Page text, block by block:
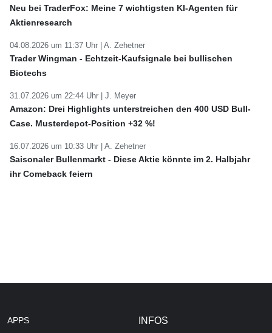
Neu bei TraderFox: Meine 7 wichtigsten KI-Agenten für
Aktienresearch
04.08.2026 um 11:37 Uhr | A. Zehetner
Trader Wingman - Echtzeit-Kaufsignale bei bullischen
Biotechs
31.07.2026 um 22:44 Uhr | J. Meyer
Amazon: Drei Highlights unterstreichen den 400 USD Bull-
Case. Musterdepot-Position +32 %!
16.07.2026 um 10:33 Uhr | A. Zehetner
Saisonaler Bullenmarkt - Diese Aktie könnte im 2. Halbjahr
ihr Comeback feiern
APPS INFOS